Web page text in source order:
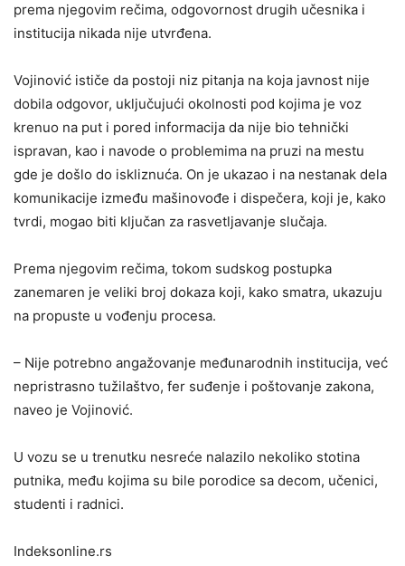
prema njegovim rečima, odgovornost drugih učesnika i
institucija nikada nije utvrđena.
Vojinović ističe da postoji niz pitanja na koja javnost nije
dobila odgovor, uključujući okolnosti pod kojima je voz
krenuo na put i pored informacija da nije bio tehnički
ispravan, kao i navode o problemima na pruzi na mestu
gde je došlo do iskliznuća. On je ukazao i na nestanak dela
komunikacije između mašinovođe i dispečera, koji je, kako
tvrdi, mogao biti ključan za rasvetljavanje slučaja.
Prema njegovim rečima, tokom sudskog postupka
zanemaren je veliki broj dokaza koji, kako smatra, ukazuju
na propuste u vođenju procesa.
– Nije potrebno angažovanje međunarodnih institucija, već
nepristrasno tužilaštvo, fer suđenje i poštovanje zakona,
naveo je Vojinović.
U vozu se u trenutku nesreće nalazilo nekoliko stotina
putnika, među kojima su bile porodice sa decom, učenici,
studenti i radnici.
Indeksonline.rs